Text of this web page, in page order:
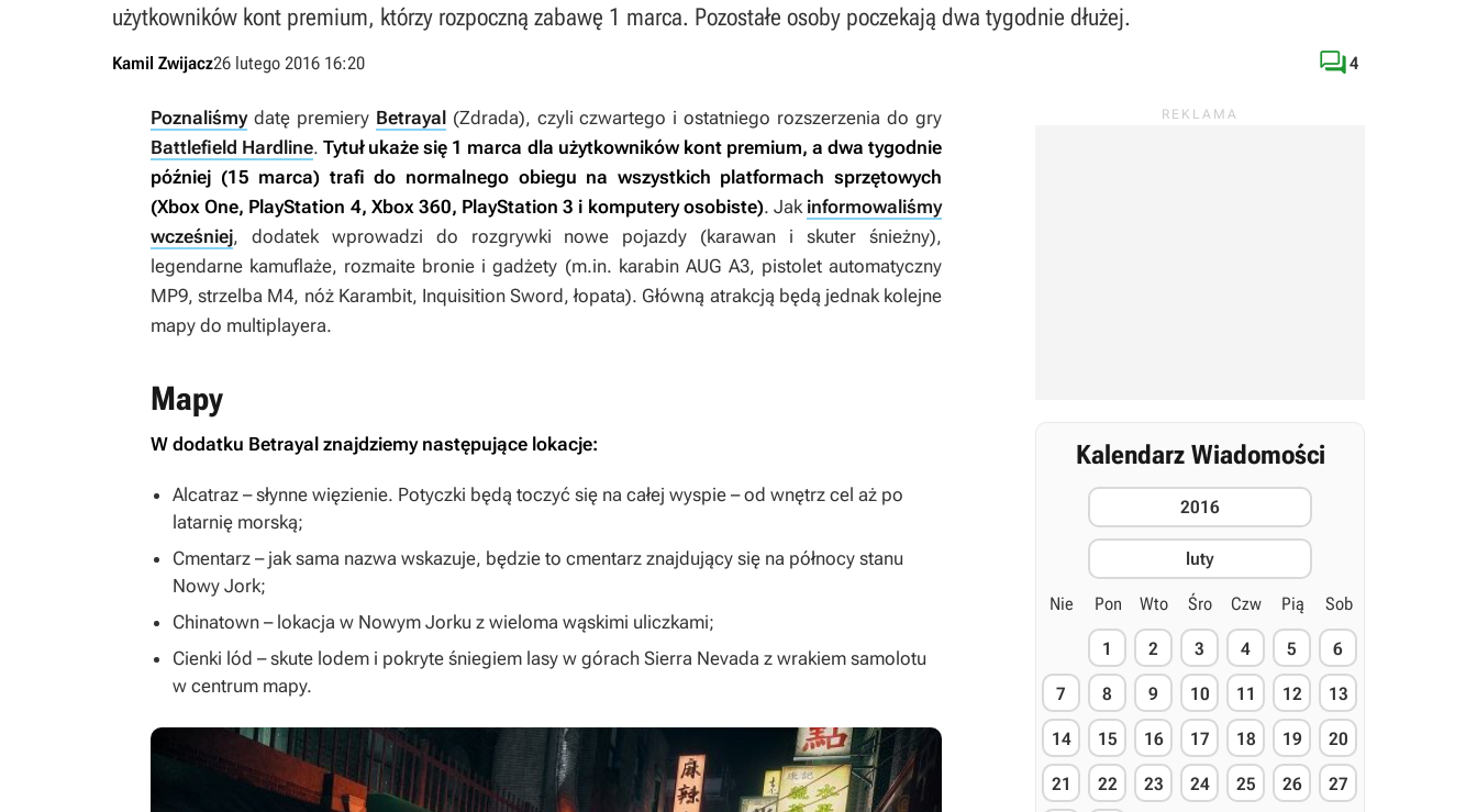
użytkowników kont premium, którzy rozpoczną zabawę 1 marca. Pozostałe osoby poczekają dwa tygodnie dłużej.
Kamil Zwijacz26 lutego 2016 16:20 4
Poznaliśmydatę premiery Betrayal (Zdrada), czyli czwartego i ostatniego rozszerzenia do gry
Battlefield Hardline.Tytuł ukaże się 1 marca dla użytkowników kont premium, a dwa tygodnie
później (15 marca) trafi do normalnego obiegu na wszystkich platformach sprzętowych
(Xbox One, PlayStation 4, Xbox 360, PlayStation 3 i komputery osobiste). Jak informowaliśmy
wcześniej, dodatek wprowadzi do rozgrywki nowe pojazdy (karawan i skuter śnieżny),
legendarne kamuflaże, rozmaite bronie i gadżety (m.in. karabin AUG A3, pistolet automatyczny
MP9, strzelba M4, nóż Karambit, Inquisition Sword, łopata). Główną atrakcją będą jednak kolejne
mapy do multiplayera.
Mapy
W dodatku Betrayal znajdziemy następujące lokacje:
Alcatraz – słynne więzienie. Potyczki będą toczyć się na całej wyspie – od wnętrz cel aż po
latarnię morską;
Cmentarz – jak sama nazwa wskazuje, będzie to cmentarz znajdujący się na północy stanu
Nowy Jork;
Chinatown – lokacja w Nowym Jorku z wieloma wąskimi uliczkami;
Cienki lód – skute lodem i pokryte śniegiem lasy w górach Sierra Nevada z wrakiem samolotu
w centrum mapy.
Kalendarz Wiadomości
2016
luty
Nie Pon Wto Śro Czw Pią Sob
1 2 3 4 5 6
7 8 9 10 11 12 13
14 15 16 17 18 19 20
21 22 23 24 25 26 27